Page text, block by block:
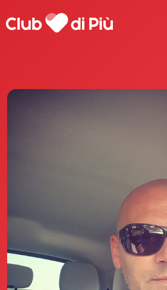
Agenzia matrimoniale Club di Più
Love Notebook
Il libro Donna di Cuori
Quanto costa Club di Più